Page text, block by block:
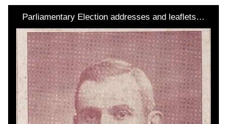
Parliamentary Election addresses and leaflets…